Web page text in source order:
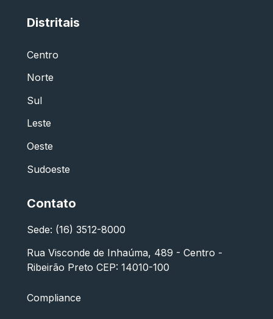
Distritais
Centro
Norte
Sul
Leste
Oeste
Sudoeste
Contato
Sede: (16) 3512-8000
Rua Visconde de Inhaúma, 489 - Centro -
Ribeirão Preto CEP: 14010-100
Compliance